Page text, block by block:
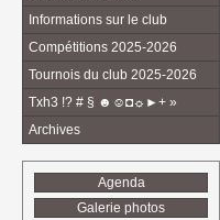
Informations sur le club
Compétitions 2025-2026
Tournois du club 2025-2026
Txh3 !? # § ☻☺◘☼►+ »
Archives
Agenda
Galerie photos